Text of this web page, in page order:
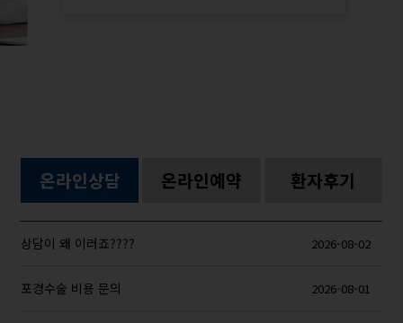
온라인상담 온라인예약 환자후기
상담이 왜 이러죠???? 2026-08-02
포경수술 비용 문의 2026-08-01